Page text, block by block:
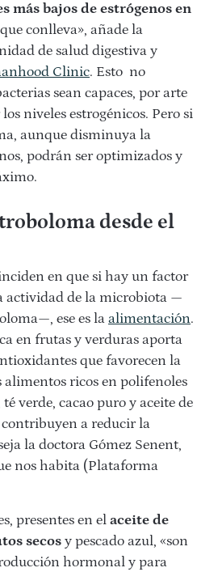
más bajos de estrógenos en
conlleva», añade la
de salud digestiva y
Clinic. Esto no
sean capaces, por arte
niveles estrogénicos. Pero si
aunque disminuya la
podrán ser optimizados y
desde el
en que si hay un factor
actividad de la microbiota —
ese es la alimentación.
en frutas y verduras aporta
que favorecen la
ricos en polifenoles
verde, cacao puro y aceite de
a reducir la
la doctora Gómez Senent,
nos habita (Plataforma
presentes en el aceite de
secos y pescado azul, «son
hormonal y para